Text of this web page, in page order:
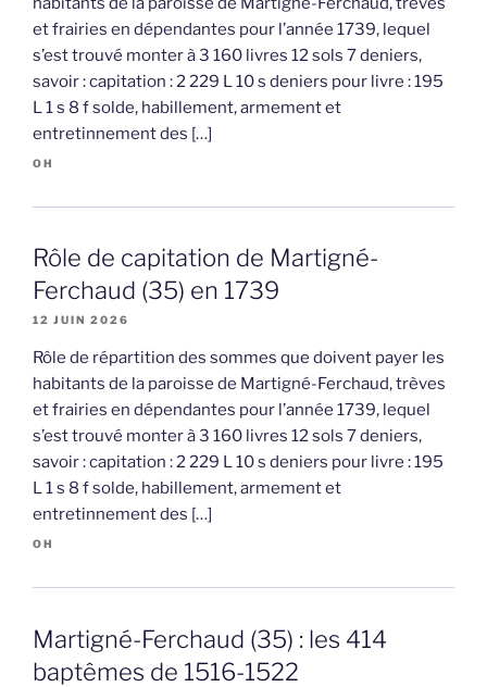
et frairies en dépendantes pour l’année 1739, lequel
s’est trouvé monter à 3 160 livres 12 sols 7 deniers,
savoir : capitation : 2 229 L 10 s deniers pour livre : 195
L 1 s 8 f solde, habillement, armement et
entretinnement des […]
OH
Rôle de capitation de Martigné-
Ferchaud (35) en 1739
12 JUIN 2026
Rôle de répartition des sommes que doivent payer les
habitants de la paroisse de Martigné-Ferchaud, trèves
et frairies en dépendantes pour l’année 1739, lequel
s’est trouvé monter à 3 160 livres 12 sols 7 deniers,
savoir : capitation : 2 229 L 10 s deniers pour livre : 195
L 1 s 8 f solde, habillement, armement et
entretinnement des […]
OH
Martigné-Ferchaud (35) : les 414
baptêmes de 1516-1522